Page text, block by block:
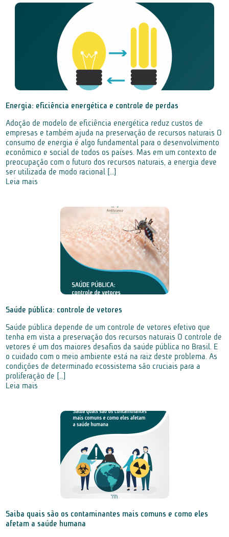
Energia: eficiência energética e controle de perdas
Adoção de modelo de eficiência energética reduz custos de
empresas e também ajuda na preservação de recursos naturais O
consumo de energia é algo fundamental para o desenvolvimento
econômico e social de todos os países. Mas em um contexto de
preocupação com o futuro dos recursos naturais, a energia deve
ser utilizada de modo racional […]
Leia mais
Saúde pública: controle de vetores
Saúde pública depende de um controle de vetores efetivo que
tenha em vista a preservação dos recursos naturais O controle de
vetores é um dos maiores desafios da saúde pública no Brasil. E
o cuidado com o meio ambiente está na raiz deste problema. As
condições de determinado ecossistema são cruciais para a
proliferação de […]
Leia mais
Saiba quais são os contaminantes mais comuns e como eles
afetam a saúde humana